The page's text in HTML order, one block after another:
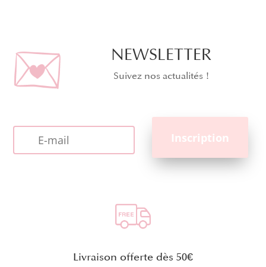
NEWSLETTER
Suivez nos actualités !
Livraison offerte dès 50€